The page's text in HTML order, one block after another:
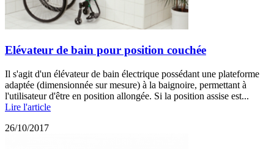
Elévateur de bain pour position couchée
Il s'agit d'un élévateur de bain électrique possédant une plateforme
adaptée (dimensionnée sur mesure) à la baignoire, permettant à
l'utilisateur d'être en position allongée. Si la position assise est...
Lire l'article
26/10/2017